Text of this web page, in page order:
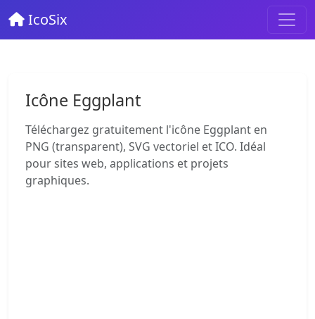
IcoSix
Icône Eggplant
Téléchargez gratuitement l'icône Eggplant en
PNG (transparent), SVG vectoriel et ICO. Idéal
pour sites web, applications et projets
graphiques.